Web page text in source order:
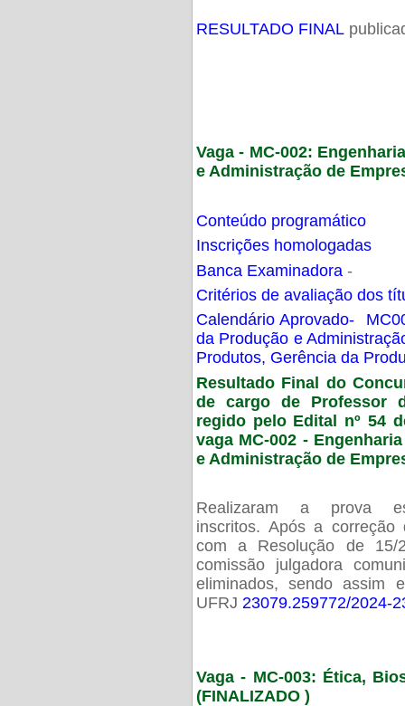
RESULTADO FINAL
Vaga - MC-002:
e Administração de
Conteúdo programático
Inscrições homologadas
Banca Examinadora -
Critérios de avaliação dos
Calendário Aprovado-
da Produção e
Produtos, Gerência da
Resultado Final do
de cargo de Professor
regido pelo Edital nº 54
vaga MC-002 -
e Administração de
Realizaram a prova
inscritos. Após a
com a Resolução de 15/
comissão julgadora
eliminados, sendo assim
UFRJ 23079.259772/2024-
Vaga - MC-003: Ética,
(FINALIZADO )